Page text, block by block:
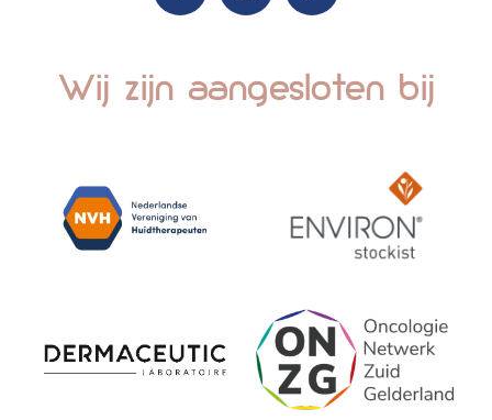
Wij zijn aangesloten bij